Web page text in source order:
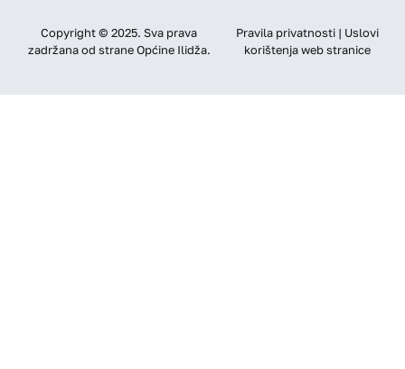
Copyright © 2025. Sva prava
zadržana od strane Općine Ilidža.
Pravila privatnosti | Uslovi
korištenja web stranice